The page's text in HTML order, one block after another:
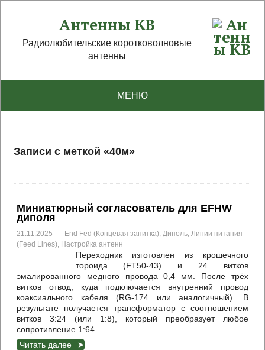
Антенны КВ
Радиолюбительские коротковолновые
антенны
МЕНЮ
Записи с меткой «40м»
Миниатюрный согласователь для EFHW
диполя
21.11.2025 End Fed (Концевая запитка),Диполь,Линии питания
(Feed Lines), Настройка антенн
Переходник изготовлен из крошечного
тороида (FT50-43) и 24 витков
эмалированного медного провода 0,4 мм. После трёх
витков отвод, куда подключается внутренний провод
коаксиального кабеля (RG-174 или аналогичный). В
результате получается трансформатор с соотношением
витков 3:24 (или 1:8), который преобразует любое
сопротивление 1:64.
Читать далее